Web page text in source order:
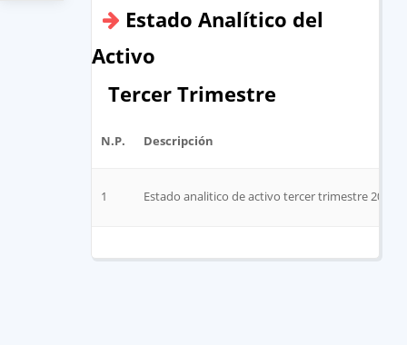
Estado Analítico del
Activo
Tercer Trimestre
N.P. Descripción
1 Estado analitico de activo tercer trimestre 2025